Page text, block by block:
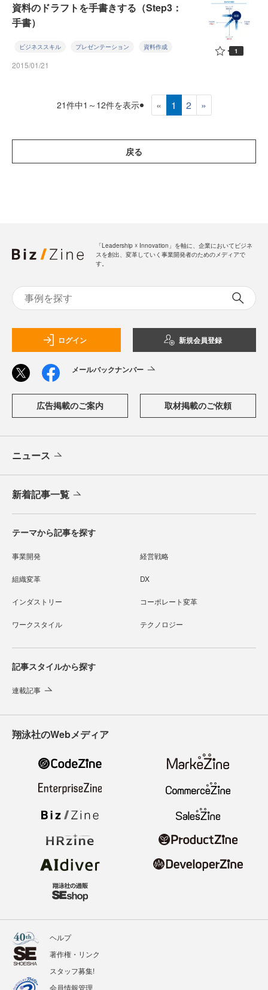
資料のドラフトを手書きする（Step3：
手書）
ビジネススキル プレゼンテーション 資料作成
2015/01/21
1
21件中1～12件を表示 « 1 2 »
戻る
「Leadership ☓ Innovation」を軸に、企業においてビジネ
スを創出、変革していく事業開発者のためのメディアで
す。
ログイン 新規会員登録
メールバックナンバー
広告掲載のご案内 取材掲載のご依頼
ニュース
新着記事一覧
テーマから記事を探す
事業開発 経営戦略
組織変革 DX
インダストリー コーポレート変革
ワークスタイル テクノロジー
記事スタイルから探す
連載記事
翔泳社のWebメディア
ヘルプ
著作権・リンク
スタッフ募集!
会員情報管理